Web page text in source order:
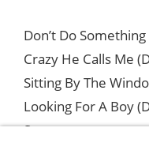
Don’t Do
Crazy He Calls Me
Sitting By The
Looking For A Boy
Sorry